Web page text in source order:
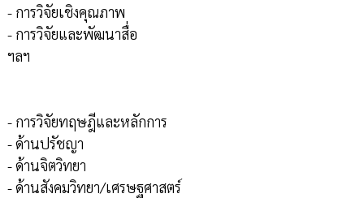
- การวิจัยเชิงคุณภาพ
- การวิจัยและพัฒนาสื่อ
ฯลฯ
- การวิจัยทฤษฎีและหลักการ
- ด้านปรัชญา
- ด้านจิตวิทยา
- ด้านสังคมวิทยา/เศรษฐศาสตร์